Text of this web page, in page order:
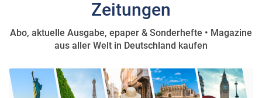
Zeitungen
Abo, aktuelle Ausgabe, epaper & Sonderhefte • Magazine
aus aller Welt in Deutschland kaufen